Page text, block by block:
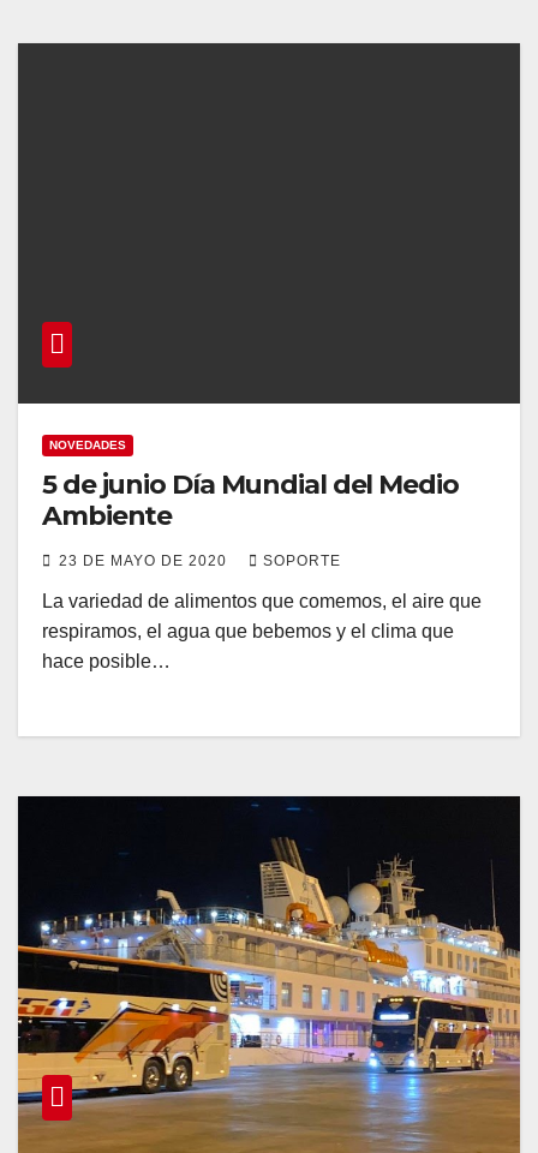
NOVEDADES
5 de junio Día Mundial del Medio
Ambiente
23 DE MAYO DE 2020 SOPORTE
La variedad de alimentos que comemos, el aire que
respiramos, el agua que bebemos y el clima que
hace posible…